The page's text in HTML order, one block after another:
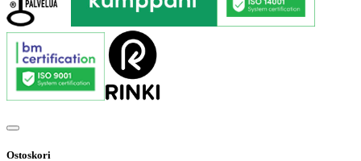
Ostoskori